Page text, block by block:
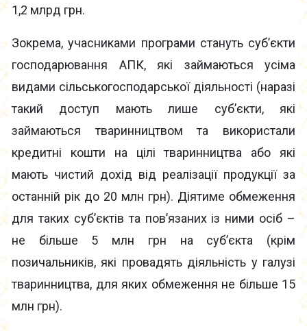
1,2 млрд грн.
Зокрема, учасниками програми стануть суб’єкти
господарювання АПК, які займаються усіма
видами сільськогосподарської діяльності (наразі
такий доступ мають лише суб’єкти, які
займаються тваринництвом та використали
кредитні кошти на цілі тваринництва або які
мають чистий дохід від реалізації продукції за
останній рік до 20 млн грн). Діятиме обмеження
для таких суб’єктів та пов’язаних із ними осіб –
не більше 5 млн грн на суб’єкта (крім
позичальників, які провадять діяльність у галузі
тваринництва, для яких обмеження не більше 15
млн грн).